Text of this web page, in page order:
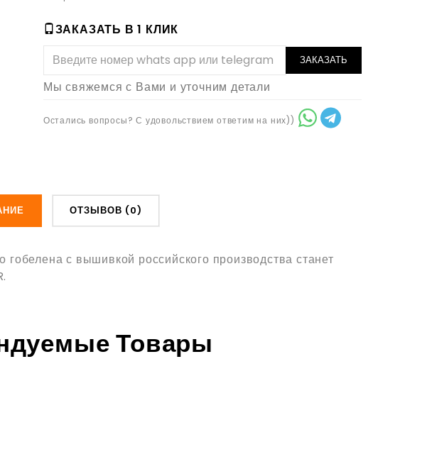
ЗАКАЗАТЬ В 1 КЛИК
ЗАКАЗАТЬ
Мы свяжемся с Вами и уточним детали
Остались вопросы? С удовольствием ответим на них))
ОТЗЫВОВ (0)
с вышивкой российского производства станет
Товары